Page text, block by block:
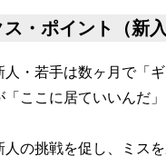
・ポイント（新
・若手は数ヶ月で「
ここに居ていいんだ
の挑戦を促し、ミス